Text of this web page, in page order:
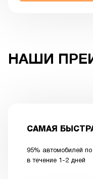
НАШИ
САМАЯ
95% автомобилей
в течение 1-2 дней